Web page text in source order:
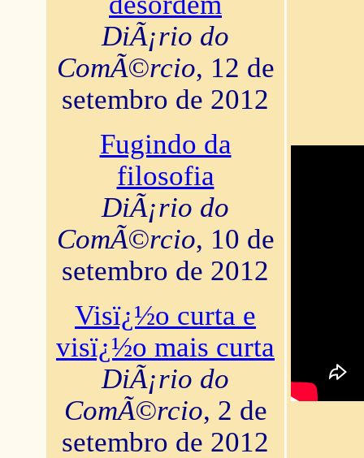
DiÃ¡rio do
ComÃ©rcio, 12 de
setembro de 2012
Fugindo da
filosofia
DiÃ¡rio do
ComÃ©rcio, 10 de
setembro de 2012
Visï¿½o curta e
visï¿½o mais curta
DiÃ¡rio do
ComÃ©rcio, 2 de
setembro de 2012